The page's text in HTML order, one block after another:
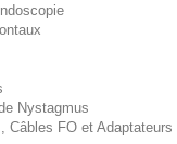
Nystagmus
Câbles FO et Adaptateurs